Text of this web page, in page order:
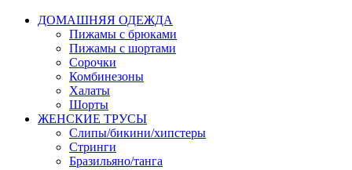
ДОМАШНЯЯ ОДЕЖДА
Пижамы с брюками
Пижамы с шортами
Сорочки
Комбинезоны
Халаты
Шорты
ЖЕНСКИЕ ТРУСЫ
Слипы/бикини/хипстеры
Стринги
Бразильяно/танга